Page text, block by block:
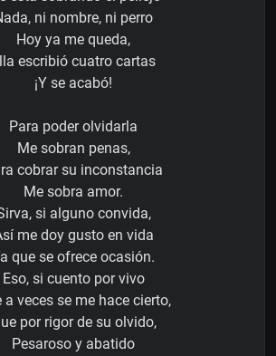
ni nombre, ni perro
Hoy ya me queda,
escribió cuatro cartas
¡Y se acabó!
Para poder olvidarla
Me sobran penas,
cobrar su inconstancia
Me sobra amor.
si alguno convida,
me doy gusto en vida
que se ofrece ocasión.
Eso, si cuento por vivo
a veces se me hace cierto,
por rigor de su olvido,
Pesaroso y abatido